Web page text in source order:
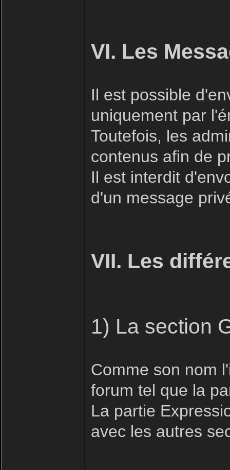
VI. Les
Il est possible
uniquement par
Toutefois, les
contenus afin de
Il est interdit
d'un message
VII. Les
1) La section
Comme son nom
forum tel que la
La partie
avec les autres